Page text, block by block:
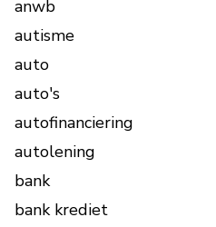
anwb
autisme
auto
auto's
autofinanciering
autolening
bank
bank krediet